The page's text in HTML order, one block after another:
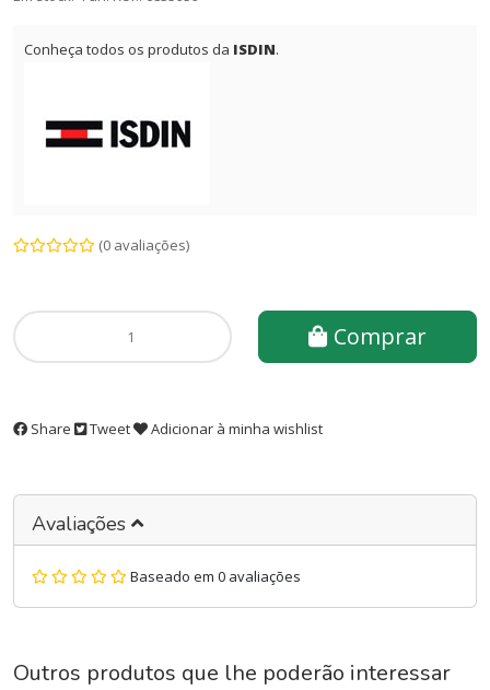
Conheça todos os produtos da ISDIN.
(0 avaliações)
Comprar
Share Tweet Adicionar à minha wishlist
Avaliações
Baseado em 0 avaliações
Outros produtos que lhe poderão interessar